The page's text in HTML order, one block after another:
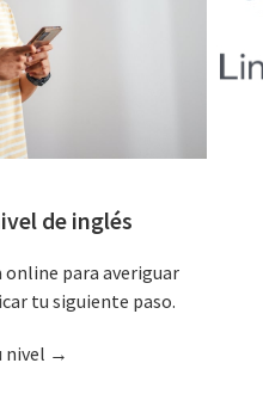
de inglés
online para averiguar
tu siguiente paso.
nivel →